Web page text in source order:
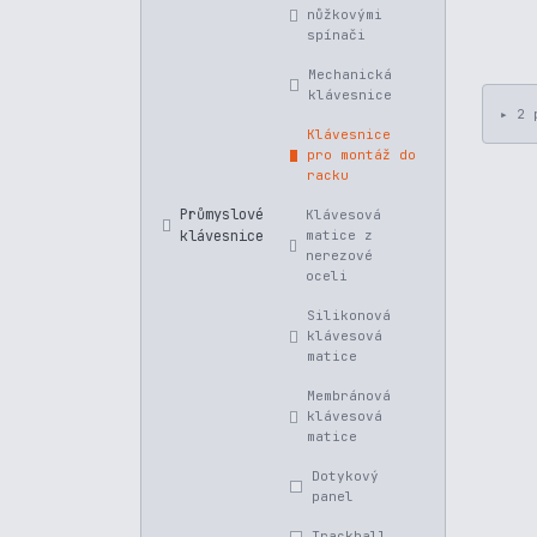
Průmyslové
klávesnice
nůžkovými
spínači
Mechanická
klávesnice
Klávesnice
pro montáž do
racku
Klávesová
matice z
nerezové
oceli
Silikonová
klávesová
matice
Membránová
klávesová
matice
Dotykový
panel
▸ 2